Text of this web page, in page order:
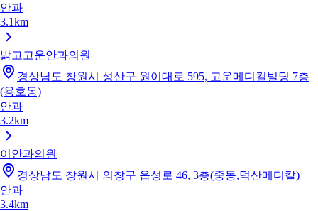
안과
3.1km
밝고고운안과의원
경상남도 창원시 성산구 원이대로 595, 고운메디컬빌딩 7층
(용호동)
안과
3.2km
이안과의원
경상남도 창원시 의창구 읍성로 46, 3층(중동,덕산메디칼)
안과
3.4km